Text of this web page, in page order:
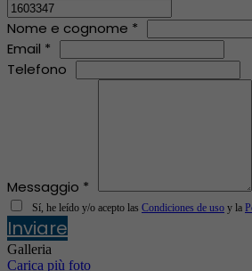
Nome e cognome *
Email *
Telefono
Messaggio *
Sí, he leído y/o acepto las Condiciones de uso y la
Inviare
Galleria
Carica più foto